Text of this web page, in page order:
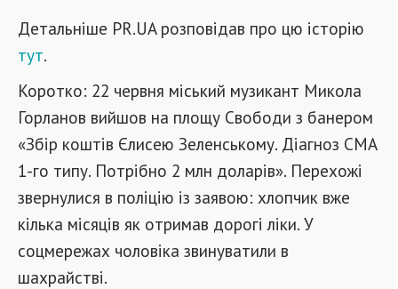
Детальніше PR.UA розповідав про цю історію
тут.
Коротко: 22 червня міський музикант Микола
Горланов вийшов на площу Свободи з банером
«Збір коштів Єлисею Зеленському. Діагноз СМА
1-го типу. Потрібно 2 млн доларів». Перехожі
звернулися в поліцію із заявою: хлопчик вже
кілька місяців як отримав дорогі ліки. У
соцмережах чоловіка звинуватили в
шахрайстві.